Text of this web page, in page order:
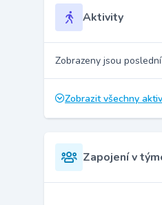
Aktivity
Zobrazeny jsou
Zobrazit všechny
Zapojení v